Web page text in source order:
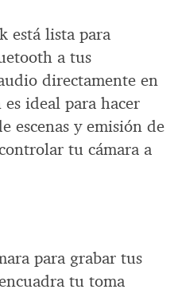
está lista para
a tus
directamente en
ideal para hacer
escenas y emisión de
tu cámara a
para grabar tus
tu toma